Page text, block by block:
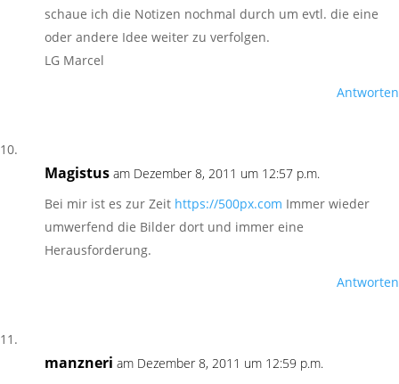
schaue ich die Notizen nochmal durch um evtl. die eine
oder andere Idee weiter zu verfolgen.
LG Marcel
Antworten
Magistus am Dezember 8, 2011 um 12:57 p.m.
Bei mir ist es zur Zeit https://500px.com Immer wieder
umwerfend die Bilder dort und immer eine
Herausforderung.
Antworten
manzneri am Dezember 8, 2011 um 12:59 p.m.